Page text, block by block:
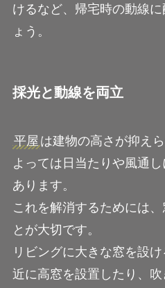
けるなど、帰宅時の動線
ょう。
採光と動線を両立
平屋 は建物の高さが抑え
よっては日当たりや風通
あります。
これを解消するためには
とが大切です。
リビングに大きな窓を設
近に高窓を設置したり、